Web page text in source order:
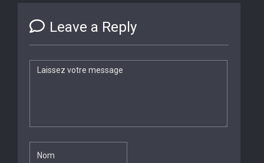
Leave a Reply